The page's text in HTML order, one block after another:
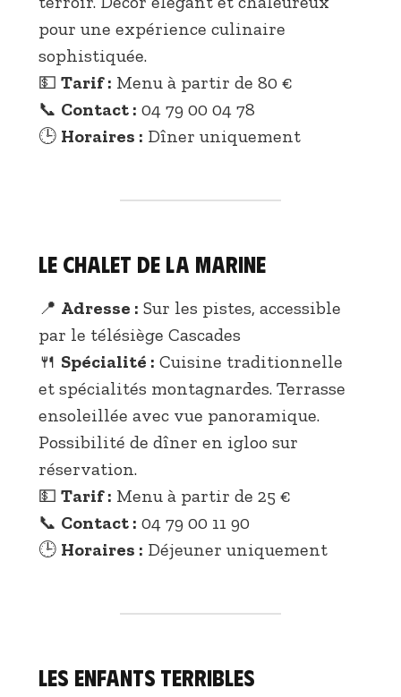
pour une expérience culinaire
sophistiquée.
💵 Tarif : Menu à partir de 80 €
📞 Contact : 04 79 00 04 78
🕒 Horaires : Dîner uniquement
Le Chalet de la Marine
📍 Adresse : Sur les pistes, accessible
par le télésiège Cascades
🍴 Spécialité : Cuisine traditionnelle
et spécialités montagnardes. Terrasse
ensoleillée avec vue panoramique.
Possibilité de dîner en igloo sur
réservation.
💵 Tarif : Menu à partir de 25 €
📞 Contact : 04 79 00 11 90
🕒 Horaires : Déjeuner uniquement
Les Enfants Terribles